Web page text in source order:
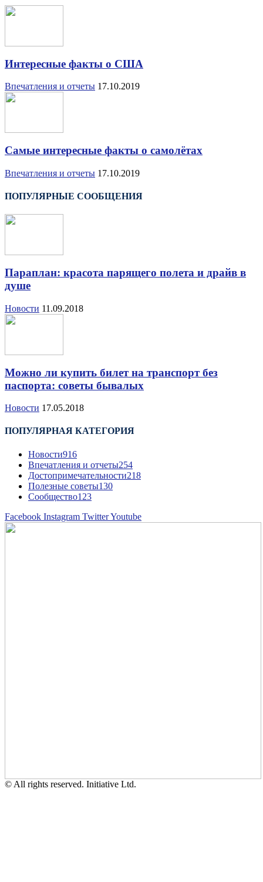
Интересные факты о США
Впечатления и отчеты 17.10.2019
Самые интересные факты о самолётах
Впечатления и отчеты 17.10.2019
ПОПУЛЯРНЫЕ СООБЩЕНИЯ
Параплан: красота парящего полета и драйв в
душе
Новости 11.09.2018
Можно ли купить билет на транспорт без
паспорта: советы бывалых
Новости 17.05.2018
ПОПУЛЯРНАЯ КАТЕГОРИЯ
Новости916
Впечатления и отчеты254
Достопримечательности218
Полезные советы130
Сообщество123
Facebook Instagram TwitterYoutube
© All rights reserved. Initiative Ltd.